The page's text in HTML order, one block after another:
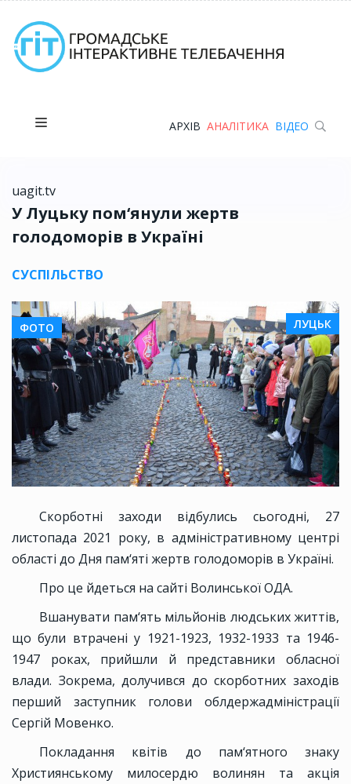
АРХІВ АНАЛІТИКА ВІДЕО
uagit.tv
У Луцьку пом‘янули жертв
голодоморів в Україні
СУСПІЛЬСТВО
ФОТО ЛУЦЬК
Скорботні заходи відбулись сьогодні, 27
листопада 2021 року, в адміністративному центрі
області до Дня пам‘яті жертв голодоморів в Україні.
Про це йдеться на сайті Волинської ОДА.
Вшанувати пам‘ять мільйонів людських життів,
що були втрачені у 1921-1923, 1932-1933 та 1946-
1947 роках, прийшли й представники обласної
влади. Зокрема, долучився до скорботних заходів
перший заступник голови облдержадміністрації
Сергій Мовенко.
Покладання квітів до пам‘ятного знаку
Християнському милосердю волинян та акція